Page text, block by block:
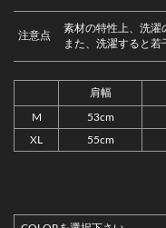
注意点
素材の特性上、洗濯
また、洗濯すると若
肩幅
M 53cm
XL 55cm